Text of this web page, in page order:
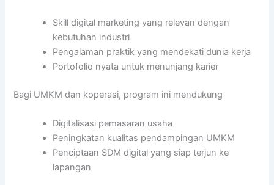
Skill digital marketing yang relevan dengan
kebutuhan industri
Pengalaman praktik yang mendekati dunia kerja
Portofolio nyata untuk menunjang karier
Bagi UMKM dan koperasi, program ini mendukung
Digitalisasi pemasaran usaha
Peningkatan kualitas pendampingan UMKM
Penciptaan SDM digital yang siap terjun ke
lapangan